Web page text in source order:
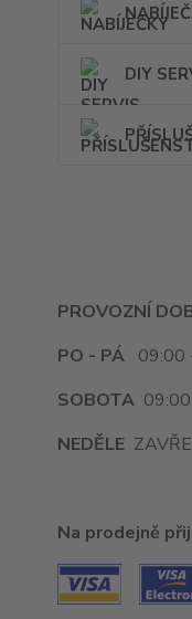
DIY
PROVOZNÍ
PO - PÁ 09:00
SOBOTA
NEDĚLE
Na prodejně